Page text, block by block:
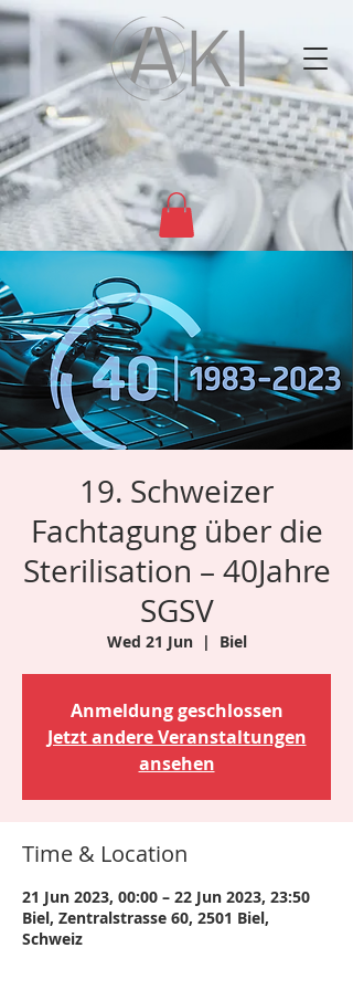
19. Schweizer
Fachtagung über die
Sterilisation – 40Jahre
SGSV
Wed 21 Jun
  |
Biel
Anmeldung geschlossen
Jetzt andere Veranstaltungen
ansehen
Time & Location
21 Jun 2023, 00:00 – 22 Jun 2023, 23:50
Biel, Zentralstrasse 60, 2501 Biel,
Schweiz